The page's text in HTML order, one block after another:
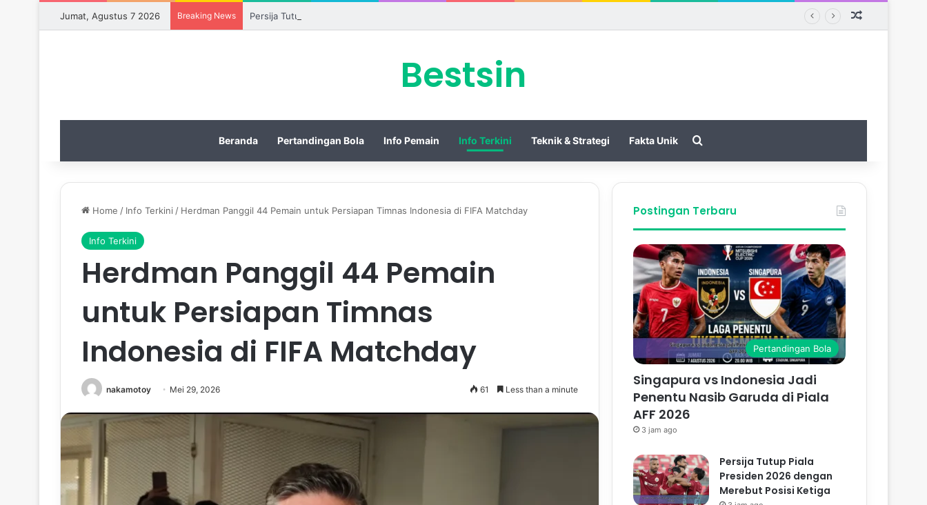
Jumat, Agustus 7 2026 Breaking News Persija Tutup Piala Presiden 2026 dengan Merebut Posisi Ketiga
Bestsin
Beranda Pertandingan Bola Info Pemain Info Terkini Teknik & Strategi Fakta Unik
Home / Info Terkini / Herdman Panggil 44 Pemain untuk Persiapan Timnas Indonesia di FIFA Matchday
Info Terkini
Herdman Panggil 44 Pemain
untuk Persiapan Timnas
Indonesia di FIFA Matchday
nakamotoy Mei 29, 2026 61 Less than a minute
Postingan Terbaru
Pertandingan Bola
Singapura vs Indonesia Jadi
Penentu Nasib Garuda di Piala
AFF 2026
3 jam ago
Persija Tutup Piala
Presiden 2026 dengan
Merebut Posisi Ketiga